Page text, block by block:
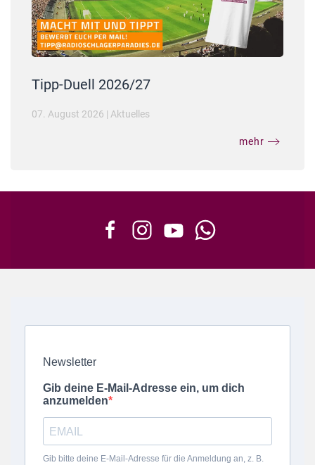
Tipp-Duell 2026/27
07. August 2026 | Aktuelles
mehr